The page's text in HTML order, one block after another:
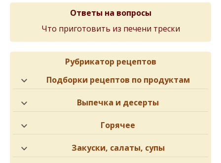
Ответы на вопросы
Что приготовить из печени трески
Рубрикатор рецептов
Подборки рецептов по продуктам
Выпечка и десерты
Горячее
Закуски, салаты, супы